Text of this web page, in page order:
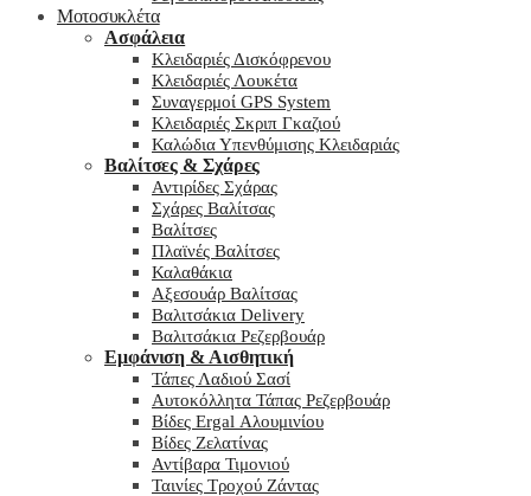
Μοτοσυκλέτα
Ασφάλεια
Κλειδαριές Δισκόφρενου
Κλειδαριές Λουκέτα
Συναγερμοί GPS System
Κλειδαριές Σκριπ Γκαζιού
Καλώδια Υπενθύμισης Κλειδαριάς
Βαλίτσες & Σχάρες
Αντιρίδες Σχάρας
Σχάρες Βαλίτσας
Βαλίτσες
Πλαϊνές Βαλίτσες
Καλαθάκια
Αξεσουάρ Βαλίτσας
Βαλιτσάκια Delivery
Βαλιτσάκια Ρεζερβουάρ
Εμφάνιση & Αισθητική
Τάπες Λαδιού Σασί
Αυτοκόλλητα Τάπας Ρεζερβουάρ
Βίδες Ergal Αλουμινίου
Βίδες Ζελατίνας
Αντίβαρα Τιμονιού
Ταινίες Τροχού Ζάντας